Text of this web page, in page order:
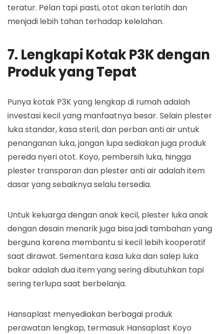
teratur. Pelan tapi pasti, otot akan terlatih dan
menjadi lebih tahan terhadap kelelahan.
7. Lengkapi Kotak P3K dengan
Produk yang Tepat
Punya kotak P3K yang lengkap di rumah adalah
investasi kecil yang manfaatnya besar. Selain plester
luka standar, kasa steril, dan perban anti air untuk
penanganan luka, jangan lupa sediakan juga produk
pereda nyeri otot. Koyo, pembersih luka, hingga
plester transparan dan plester anti air adalah item
dasar yang sebaiknya selalu tersedia.
Untuk keluarga dengan anak kecil, plester luka anak
dengan desain menarik juga bisa jadi tambahan yang
berguna karena membantu si kecil lebih kooperatif
saat dirawat. Sementara kasa luka dan salep luka
bakar adalah dua item yang sering dibutuhkan tapi
sering terlupa saat berbelanja.
Hansaplast menyediakan berbagai produk
perawatan lengkap, termasuk Hansaplast Koyo